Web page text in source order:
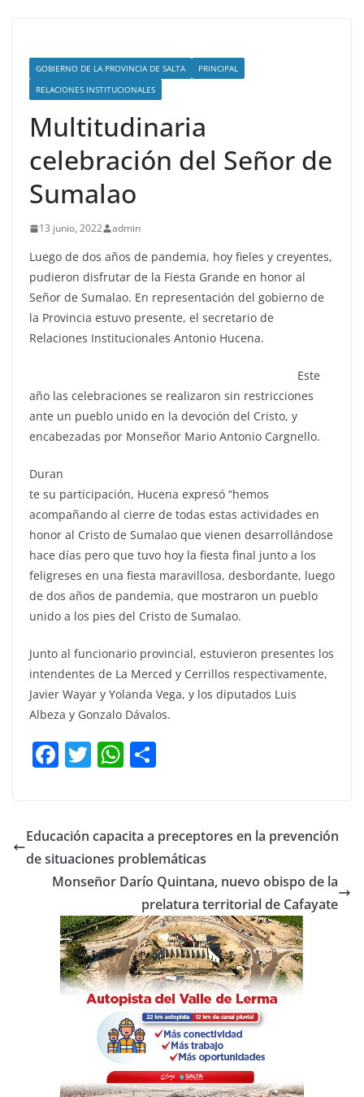
GOBIERNO DE LA PROVINCIA DE SALTA
PRINCIPAL
RELACIONES INSTITUCIONALES
Multitudinaria
celebración del Señor de
Sumalao
13 junio, 2022 admin
Luego de dos años de pandemia, hoy fieles y creyentes,
pudieron disfrutar de la Fiesta Grande en honor al
Señor de Sumalao. En representación del gobierno de
la Provincia estuvo presente, el secretario de
Relaciones Institucionales Antonio Hucena.
Este
año las celebraciones se realizaron sin restricciones
ante un pueblo unido en la devoción del Cristo, y
encabezadas por Monseñor Mario Antonio Cargnello.
Duran
te su participación, Hucena expresó “hemos
acompañando al cierre de todas estas actividades en
honor al Cristo de Sumalao que vienen desarrollándose
hace días pero que tuvo hoy la fiesta final junto a los
feligreses en una fiesta maravillosa, desbordante, luego
de dos años de pandemia, que mostraron un pueblo
unido a los pies del Cristo de Sumalao.
Junto al funcionario provincial, estuvieron presentes los
intendentes de La Merced y Cerrillos respectivamente,
Javier Wayar y Yolanda Vega, y los diputados Luis
Albeza y Gonzalo Dávalos.
F
e
b
o
o
k
T
er
W
s
A
p
p
p
ar
tir
Educación capacita a preceptores en la prevención
de situaciones problemáticas
Monseñor Darío Quintana, nuevo obispo de la
prelatura territorial de Cafayate